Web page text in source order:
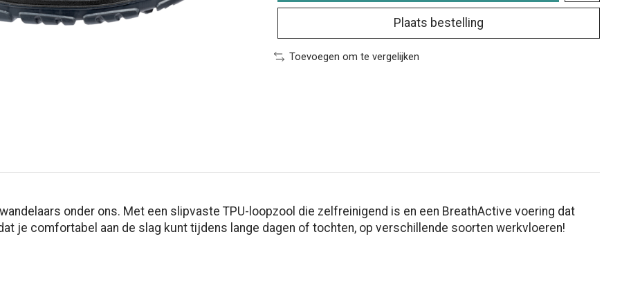
Plaats bestelling
Toevoegen om te vergelijken
onder ons. Met een slipvaste TPU-loopzool die zelfreinigend is en een BreathActive voering dat
je comfortabel aan de slag kunt tijdens lange dagen of tochten, op verschillende soorten werkvloeren!